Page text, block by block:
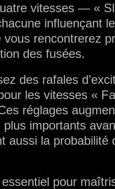
vitesses — «
influençant
vous rencontrerez
des fusées.
des rafales
les vitesses «
réglages
importants
aussi la probabilité
pour